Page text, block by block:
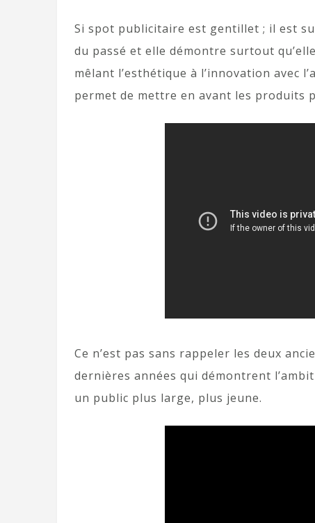
Si spot publicitaire est gentillet ; il est
du passé et elle démontre surtout
mêlant l’esthétique à l’innovation avec
permet de mettre en avant les produits
Ce n’est pas sans rappeler les deux
dernières années qui démontrent
un public plus large, plus jeune.